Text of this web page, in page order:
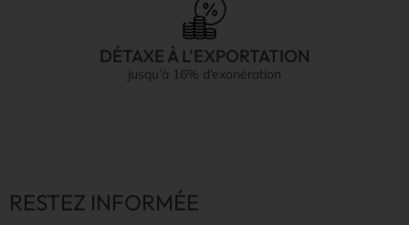
DÉTAXE À L'EXPORTATION
jusqu’à 16% d’exonération
RESTEZ INFORMÉE